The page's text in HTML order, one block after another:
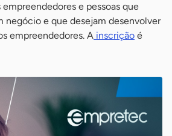
e pessoas que
negócio e que desejam desenvolver
empreendedores. A inscrição é